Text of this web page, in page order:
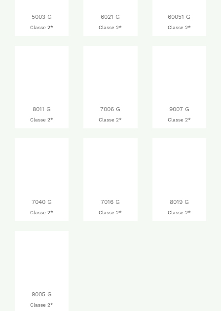
5003 G
Classe 2*
6021 G
Classe 2*
60051 G
Classe 2*
8011 G
Classe 2*
7006 G
Classe 2*
9007 G
Classe 2*
7040 G
Classe 2*
7016 G
Classe 2*
8019 G
Classe 2*
9005 G
Classe 2*